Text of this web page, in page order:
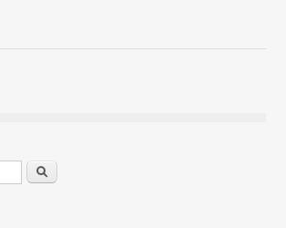
搜索